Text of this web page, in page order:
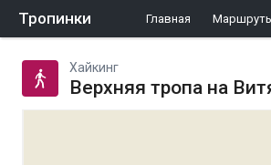
Тропинки Главная
Хайкинг
Верхняя тропа на